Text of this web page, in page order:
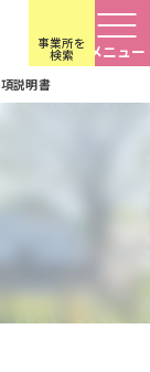
説明書
事業所を
検索